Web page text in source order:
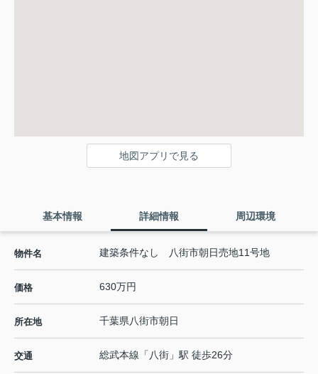
地図アプリで見る
基本情報 詳細情報 周辺環境
物件名 建築条件なし 八街市朝日売地11号地
価格 630万円
所在地 千葉県八街市朝日
交通 総武本線 「 八街 」駅 徒歩26分